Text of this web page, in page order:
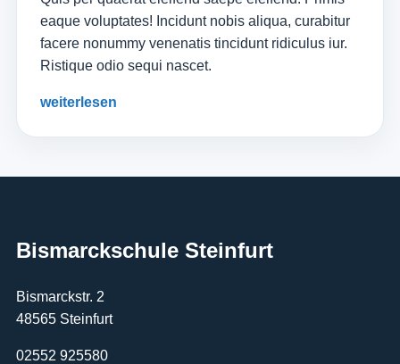
eaque voluptates! Incidunt nobis aliqua, curabitur
facere nonummy venenatis tincidunt ridiculus iur.
Ristique odio sequi nascet.
weiterlesen
Bismarckschule Steinfurt
Bismarckstr. 2
48565 Steinfurt
02552 925580